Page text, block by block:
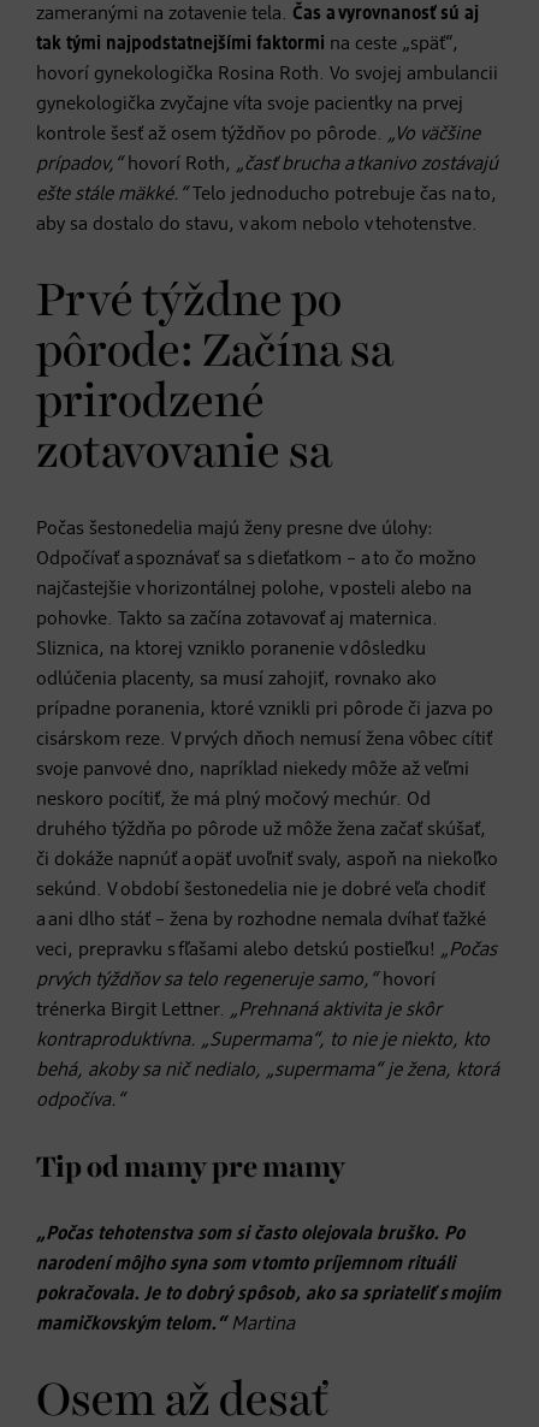
zameranými na zotavenie tela. Čas a vyrovnanosť sú aj
tak tými najpodstatnejšími faktormi na ceste „späť“,
hovorí gynekologička Rosina Roth. Vo svojej ambulancii
gynekologička zvyčajne víta svoje pacientky na prvej
kontrole šesť až osem týždňov po pôrode. „Vo väčšine
prípadov,“hovorí Roth, „časť brucha a tkanivo zostávajú
ešte stále mäkké.“Telo jednoducho potrebuje čas na to,
aby sa dostalo do stavu, v akom nebolo v tehotenstve.
Prvé týždne po
pôrode: Začína sa
prirodzené
zotavovanie sa
Počas šestonedelia majú ženy presne dve úlohy:
Odpočívať a spoznávať sa s dieťatkom – a to čo možno
najčastejšie v horizontálnej polohe, v posteli alebo na
pohovke. Takto sa začína zotavovať aj maternica.
Sliznica, na ktorej vzniklo poranenie v dôsledku
odlúčenia placenty, sa musí zahojiť, rovnako ako
prípadne poranenia, ktoré vznikli pri pôrode či jazva po
cisárskom reze. V prvých dňoch nemusí žena vôbec cítiť
svoje panvové dno, napríklad niekedy môže až veľmi
neskoro pocítiť, že má plný močový mechúr. Od
druhého týždňa po pôrode už môže žena začať skúšať,
či dokáže napnúť a opäť uvoľniť svaly, aspoň na niekoľko
sekúnd. V období šestonedelia nie je dobré veľa chodiť
a ani dlho stáť – žena by rozhodne nemala dvíhať ťažké
veci, prepravku s fľašami alebo detskú postieľku! „Počas
prvých týždňov sa telo regeneruje samo,“hovorí
trénerka Birgit Lettner. „Prehnaná aktivita je skôr
kontraproduktívna. „Supermama“, to nie je niekto, kto
behá, akoby sa nič nedialo, „supermama“ je žena, ktorá
odpočíva.“
Tip od mamy pre mamy
„Počas tehotenstva som si často olejovala bruško. Po
narodení môjho syna som v tomto príjemnom rituáli
pokračovala. Je to dobrý spôsob, ako sa spriateliť s mojím
mamičkovským telom.“ Martina
Osem až desať